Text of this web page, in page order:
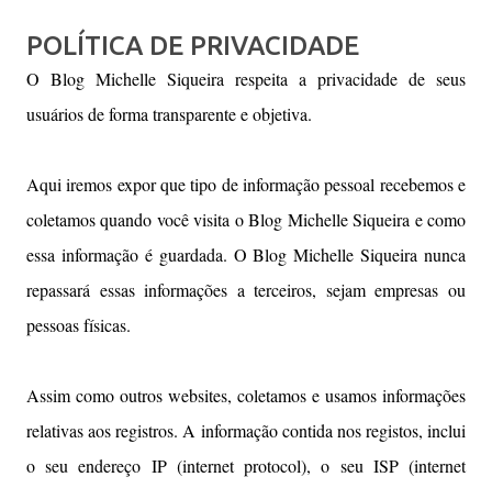
POLÍTICA DE PRIVACIDADE
O Blog Michelle Siqueira respeita a privacidade de seus
usuários de forma transparente e objetiva.
Aqui iremos expor que tipo de informação pessoal recebemos e
coletamos quando você visita o Blog Michelle Siqueira e como
essa informação é guardada. O Blog Michelle Siqueira nunca
repassará essas informações a terceiros, sejam empresas ou
pessoas físicas.
Assim como outros websites, coletamos e usamos informações
relativas aos registros. A informação contida nos registos, inclui
o seu endereço IP (internet protocol), o seu ISP (internet